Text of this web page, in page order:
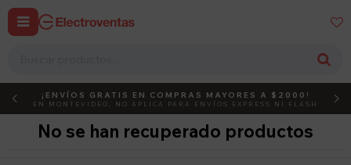
 
DEBUT ACTIVÁ EL CÓDIGO
¡ENVÍOS GRATIS EN COMPRAS MAYORES A $2000!
EN MONTEVIDEO, NO APLICA PARA ENVÍOS EXPRESS NI FLASH
No se han recuperado productos